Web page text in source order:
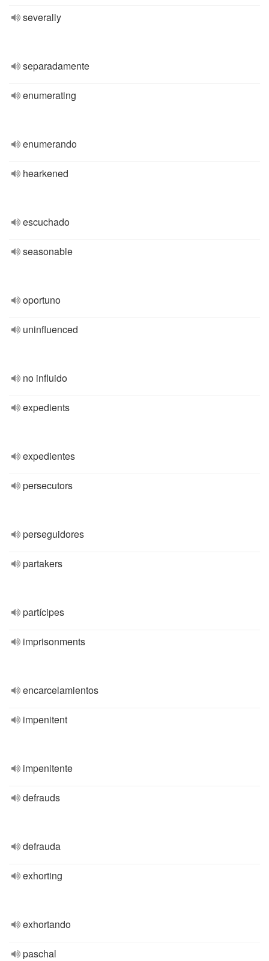
severally
separadamente
enumerating
enumerando
hearkened
escuchado
seasonable
oportuno
uninfluenced
no influido
expedients
expedientes
persecutors
perseguidores
partakers
partícipes
imprisonments
encarcelamientos
impenitent
impenitente
defrauds
defrauda
exhorting
exhortando
paschal